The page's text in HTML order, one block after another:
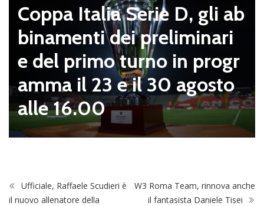
Coppa Italia Serie D, gli ab
binamenti dei preliminari
e del primo turno in progr
amma il 23 e il 30 agosto
alle 16.00
Ufficiale, Raffaele Scudieri è
il nuovo allenatore della
W3 Roma Team, rinnova anche
il fantasista Daniele Tisei